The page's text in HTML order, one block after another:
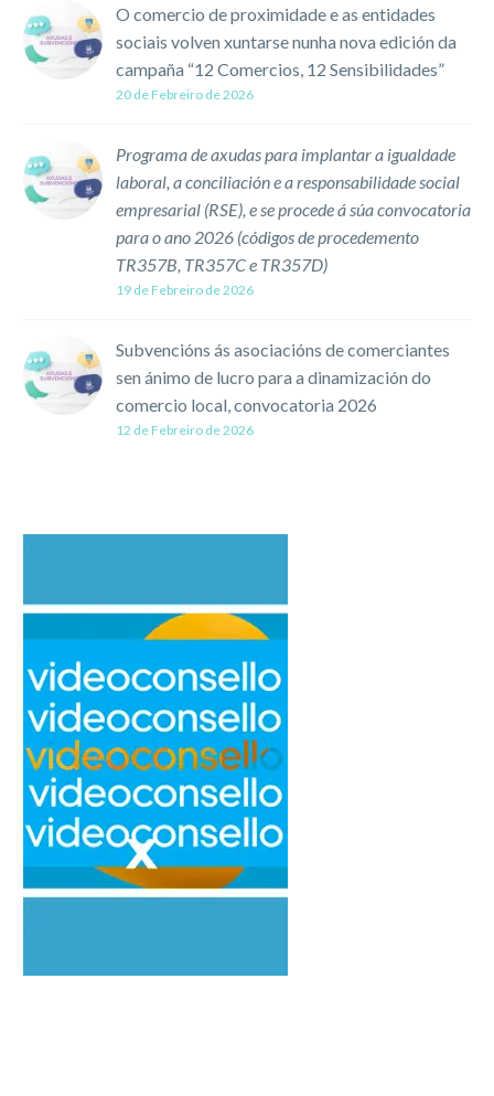
Un proxecto…
O comercio de proximidade e as entidades
sociais volven xuntarse nunha nova edición da
campaña “12 Comercios, 12 Sensibilidades”
20 de Febreiro de 2026
Programa de axudas para implantar a igualdade
laboral, a conciliación e a responsabilidade social
empresarial (RSE), e se procede á súa convocatoria
para o ano 2026 (códigos de procedemento
TR357B, TR357C e TR357D)
19 de Febreiro de 2026
Subvencións ás asociacións de comerciantes
sen ánimo de lucro para a dinamización do
comercio local, convocatoria 2026
12 de Febreiro de 2026